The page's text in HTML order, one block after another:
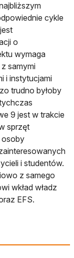
cykle
o
wymaga
samymi
i instytucjami
trudno byłoby
9 jest w trakcie
sprzęt
osoby
i studentów.
z samego
wkład władz
EFS.